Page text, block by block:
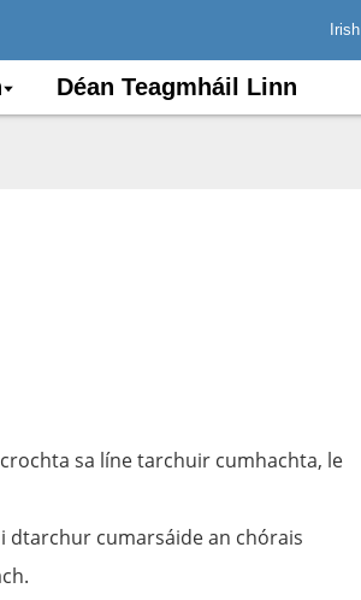
Irish
Déan Teagmháil Linn
sa líne tarchuir cumhachta, le
dtarchur cumarsáide an chórais